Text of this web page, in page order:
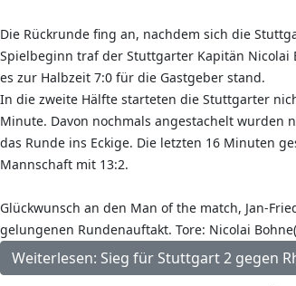
Die Rückrunde fing an, nachdem sich die
Spielbeginn traf der Stuttgarter Kapitän Nicolai
es zur Halbzeit 7:0 für die Gastgeber stand.
In die zweite Hälfte starteten die Stuttgarter
Minute. Davon nochmals angestachelt wurden
das Runde ins Eckige. Die letzten 16 Minuten
Mannschaft mit 13:2.
Glückwunsch an den Man of the match, Jan-
gelungenen Rundenauftakt. Tore: Nicolai
Weiterlesen: Sieg für Stuttgart 2 gegen